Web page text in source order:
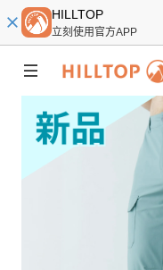
HILLTOP
立刻使用官方APP